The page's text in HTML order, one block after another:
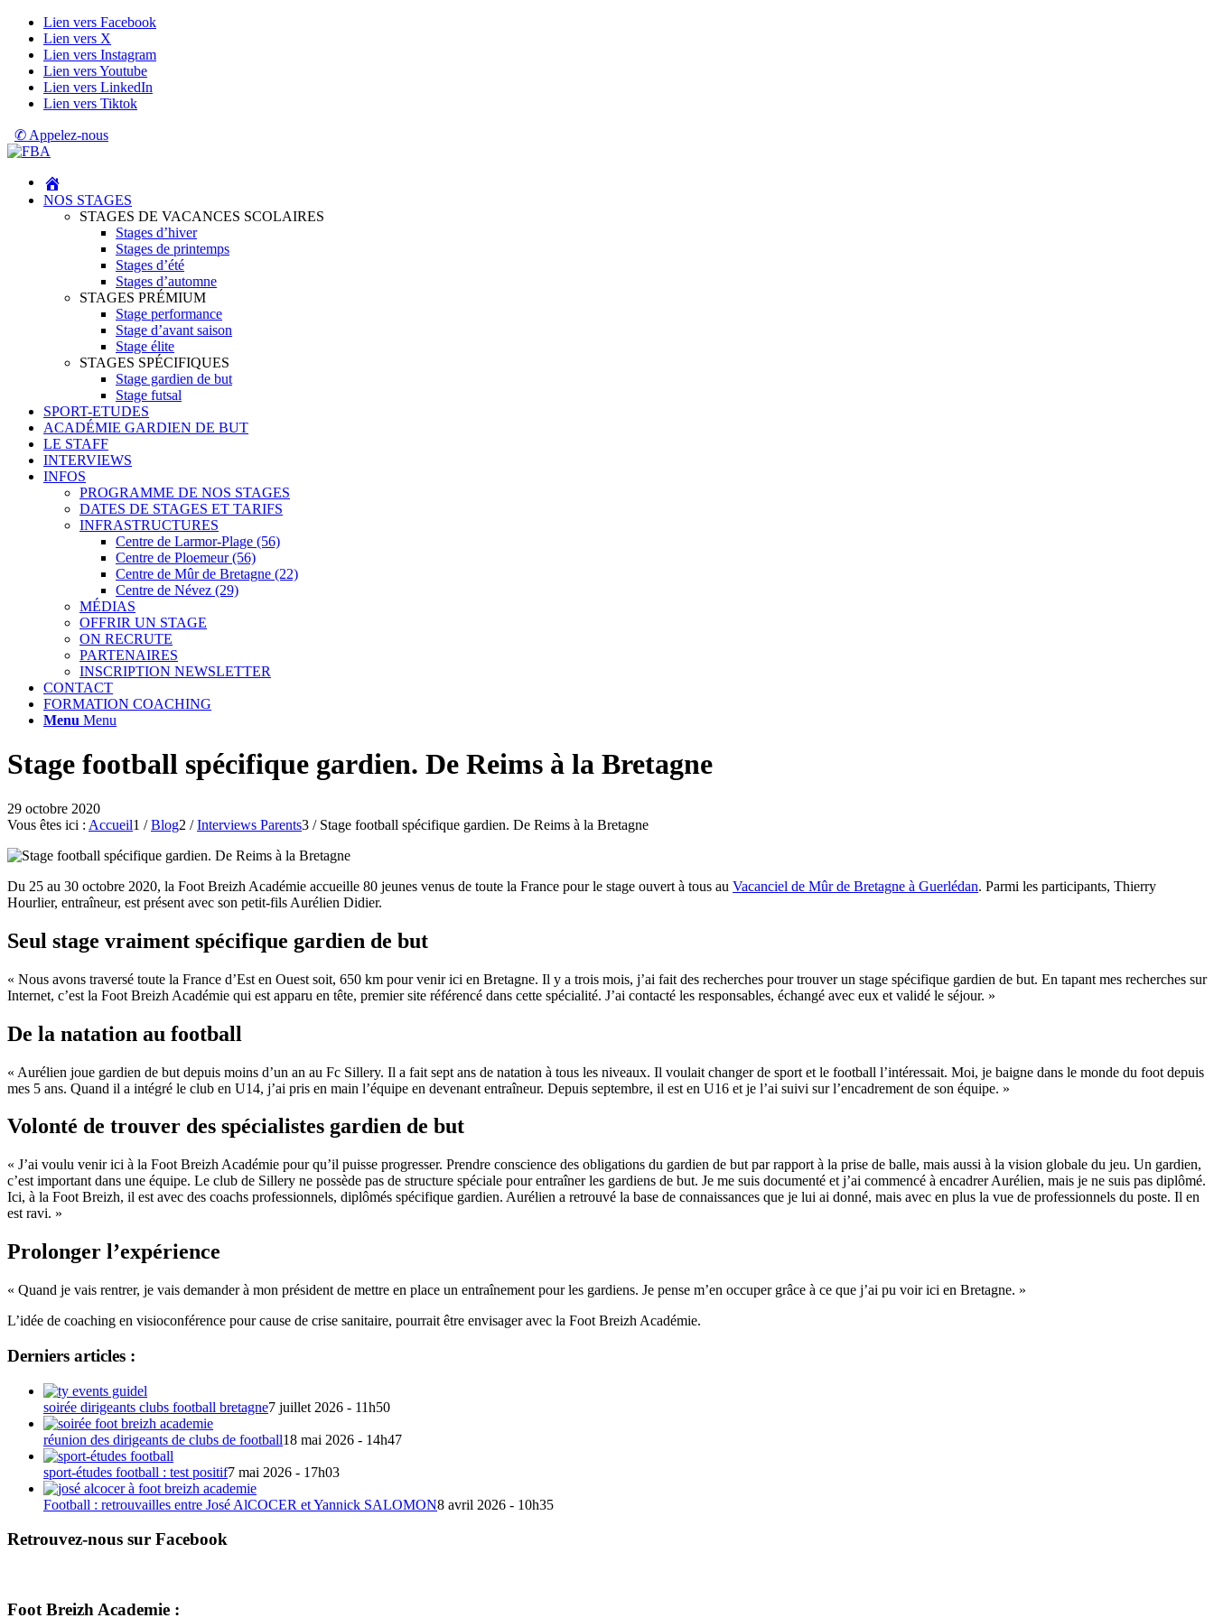
Lien vers Facebook
Lien vers X
Lien vers Instagram
Lien vers Youtube
Lien vers LinkedIn
Lien vers Tiktok
✆ Appelez-nous
NOS STAGES
STAGES DE VACANCES SCOLAIRES
Stages d’hiver
Stages de printemps
Stages d’été
Stages d’automne
STAGES PRÉMIUM
Stage performance
Stage d’avant saison
Stage élite
STAGES SPÉCIFIQUES
Stage gardien de but
Stage futsal
SPORT-ETUDES
ACADÉMIE GARDIEN DE BUT
LE STAFF
INTERVIEWS
INFOS
PROGRAMME DE NOS STAGES
DATES DE STAGES ET TARIFS
INFRASTRUCTURES
Centre de Larmor-Plage (56)
Centre de Ploemeur (56)
Centre de Mûr de Bretagne (22)
Centre de Névez (29)
MÉDIAS
OFFRIR UN STAGE
ON RECRUTE
PARTENAIRES
INSCRIPTION NEWSLETTER
CONTACT
FORMATION COACHING
Menu Menu
Stage football spécifique gardien. De Reims à la Bretagne
29 octobre 2020
Vous êtes ici : Accueil1 / Blog2 / Interviews Parents3 / Stage football spécifique gardien. De Reims à la Bretagne
Du 25 au 30 octobre 2020, la Foot Breizh Académie accueille 80 jeunes venus de toute la France pour le stage ouvert à tous au Vacanciel de Mûr de Bretagne à Guerlédan. Parmi les participants, Thierry
Hourlier, entraîneur, est présent avec son petit-fils Aurélien Didier.
Seul stage vraiment spécifique gardien de but
« Nous avons traversé toute la France d’Est en Ouest soit, 650 km pour venir ici en Bretagne. Il y a trois mois, j’ai fait des recherches pour trouver un stage spécifique gardien de but. En tapant mes recherches sur
Internet, c’est la Foot Breizh Académie qui est apparu en tête, premier site référencé dans cette spécialité. J’ai contacté les responsables, échangé avec eux et validé le séjour. »
De la natation au football
« Aurélien joue gardien de but depuis moins d’un an au Fc Sillery. Il a fait sept ans de natation à tous les niveaux. Il voulait changer de sport et le football l’intéressait. Moi, je baigne dans le monde du foot depuis
mes 5 ans. Quand il a intégré le club en U14, j’ai pris en main l’équipe en devenant entraîneur. Depuis septembre, il est en U16 et je l’ai suivi sur l’encadrement de son équipe. »
Volonté de trouver des spécialistes gardien de but
« J’ai voulu venir ici à la Foot Breizh Académie pour qu’il puisse progresser. Prendre conscience des obligations du gardien de but par rapport à la prise de balle, mais aussi à la vision globale du jeu. Un gardien,
c’est important dans une équipe. Le club de Sillery ne possède pas de structure spéciale pour entraîner les gardiens de but. Je me suis documenté et j’ai commencé à encadrer Aurélien, mais je ne suis pas diplômé.
Ici, à la Foot Breizh, il est avec des coachs professionnels, diplômés spécifique gardien. Aurélien a retrouvé la base de connaissances que je lui ai donné, mais avec en plus la vue de professionnels du poste. Il en
est ravi. »
Prolonger l’expérience
« Quand je vais rentrer, je vais demander à mon président de mettre en place un entraînement pour les gardiens. Je pense m’en occuper grâce à ce que j’ai pu voir ici en Bretagne. »
L’idée de coaching en visioconférence pour cause de crise sanitaire, pourrait être envisager avec la Foot Breizh Académie.
Derniers articles :
soirée dirigeants clubs football bretagne7 juillet 2026 - 11h50
réunion des dirigeants de clubs de football18 mai 2026 - 14h47
sport-études football : test positif7 mai 2026 - 17h03
Football : retrouvailles entre José AlCOCER et Yannick SALOMON8 avril 2026 - 10h35
Retrouvez-nous sur Facebook
Foot Breizh Academie :